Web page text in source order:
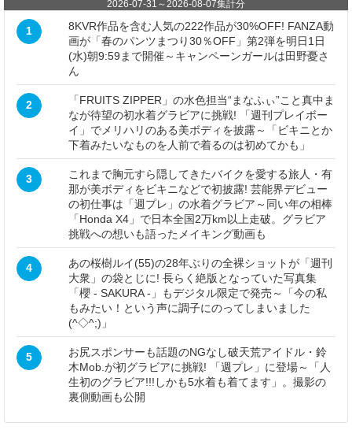
2026-07-31 ～2026-08-07集計分
1
8KVR作品を含む人気の222作品が30%OFF! FANZA動
画が「春のパンツまつり30％OFF」第2弾を明日1日
(水)朝9:59まで開催～キャンペーンガールは田野憂さ
ん
2
「FRUITS ZIPPER」の水色担当“まなふぃ”こと真中ま
なが待望の初水着グラビアに挑戦! 「週刊プレイボー
イ」でメリハリのある美ボディを披露～「ビキニとか
下着みたいなものを人前で着るのは初めてかも」
3
これまで胸元すら隠してきたバイクを愛する旅人・有
那が美ボディをビキニなどで初披露! 芸能界デビュー
の初仕事は「週プレ」の水着グラビア～同い年の相棒
「Honda X4」で日本全国2万km以上走破。グラビア
挑戦への想いも語ったメイキング動画も
4
あの桜樹ルイ(55)の28年ぶりの全裸ショットが「週刊
大衆」の袋とじに! 長らく絶版となっていた写真集
「櫻 - SAKURA -」もデジタル限定で発売～「今の私
もみたい！という声に調子にのってしまいました
(^◇^;)」
5
お尻スポンサーも話題のNGなし破天荒アイドル・鈴
木Mob.が初グラビアに挑戦! 「週プレ」に登場～「人
生初のグラビア!!!しかも5水着も着てます」。撮影の
裏側動画も公開